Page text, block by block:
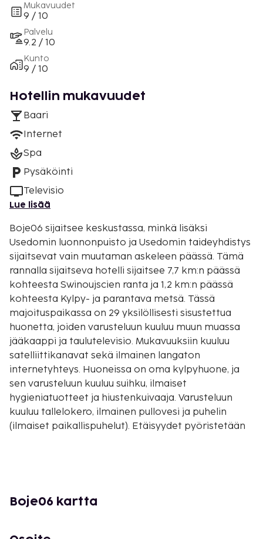
Mukavuudet
9 / 10
Palvelu
9.2 / 10
Kunto
9 / 10
Hotellin mukavuudet
Baari
Internet
Spa
Pysäköinti
Televisio
Lue lisää
Boje06 sijaitsee keskustassa, minkä lisäksi
Usedomin luonnonpuisto ja Usedomin taideyhdistys
sijaitsevat vain muutaman askeleen päässä. Tämä
rannalla sijaitseva hotelli sijaitsee 7,7 km:n päässä
kohteesta Swinoujscien ranta ja 1,2 km:n päässä
kohteesta Kylpy- ja parantava metsä. Tässä
majoituspaikassa on 29 yksilöllisesti sisustettua
huonetta, joiden varusteluun kuuluu muun muassa
jääkaappi ja taulutelevisio. Mukavuuksiin kuuluu
satelliittikanavat sekä ilmainen langaton
internetyhteys. Huoneissa on oma kylpyhuone, ja
sen varusteluun kuuluu suihku, ilmaiset
hygieniatuotteet ja hiustenkuivaaja. Varusteluun
kuuluu tallelokero, ilmainen pullovesi ja puhelin
(ilmaiset paikallispuhelut). Etäisyydet pyöristetään
Heringsdorfin laituri - 0,6 km / 0,4 mi
Boje06 kartta